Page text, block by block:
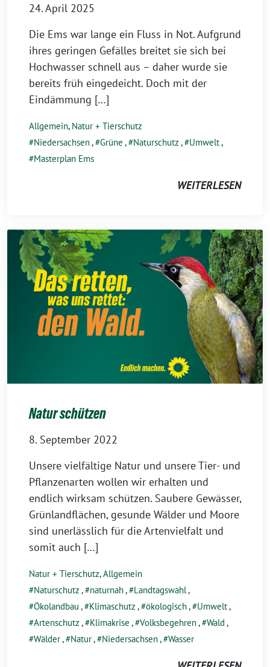
24. April 2025
Die Ems war lange ein Fluss in Not. Aufgrund
ihres geringen Gefälles breitet sie sich bei
Hochwasser schnell aus – daher wurde sie
bereits früh eingedeicht. Doch mit der
Eindämmung […]
Allgemein, Natur + Tierschutz
Niedersachsen, Grüne , Naturschutz , Umwelt,
Masterplan Ems
WEITERLESEN
Natur schützen
8. September 2022
Unsere vielfältige Natur und unsere Tier- und
Pflanzenarten wollen wir erhalten und
endlich wirksam schützen. Saubere Gewässer,
Grünlandflächen, gesunde Wälder und Moore
sind unerlässlich für die Artenvielfalt und
somit auch […]
Natur + Tierschutz,Allgemein
Naturschutz , naturnah, Landtagswahl ,
Ökolandbau , Klimaschutz , ökologisch, Umwelt,
Artenschutz , Klimakrise , Volksbegehren, Wald ,
Wälder, Natur, Niedersachsen, Wasser